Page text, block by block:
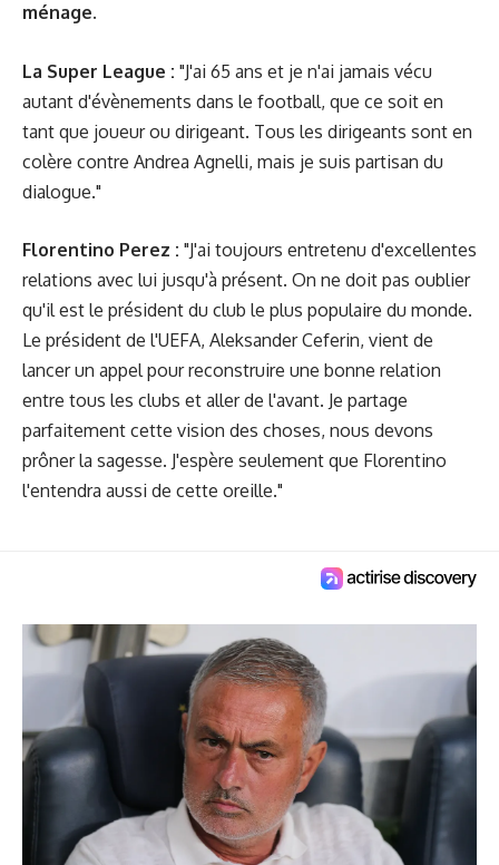
ménage.
La Super League : "J'ai 65 ans et je n'ai jamais vécu
autant d'évènements dans le football, que ce soit en
tant que joueur ou dirigeant. Tous les dirigeants sont en
colère contre Andrea Agnelli, mais je suis partisan du
dialogue."
Florentino Perez : "J'ai toujours entretenu d'excellentes
relations avec lui jusqu'à présent. On ne doit pas oublier
qu'il est le président du club le plus populaire du monde.
Le président de l'UEFA, Aleksander Ceferin, vient de
lancer un appel pour reconstruire une bonne relation
entre tous les clubs et aller de l'avant. Je partage
parfaitement cette vision des choses, nous devons
prôner la sagesse. J'espère seulement que Florentino
l'entendra aussi de cette oreille."